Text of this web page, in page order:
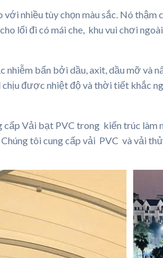
nhiều tùy chọn màu sắc. Nó
lối đi có mái che, khu vui chơi
bẩn bởi dầu, axit, dầu mỡ và
được nhiệt độ và thời tiết khắc
Vải bạt PVC trong kiến ​​trúc làm
tôi cung cấp vải PVC và vải